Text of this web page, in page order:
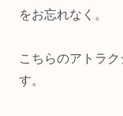
をお忘れなく。
こちらのアトラ
す。